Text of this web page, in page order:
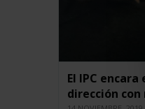
El IPC
dirección